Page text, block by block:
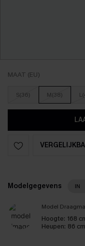
MAAT (EU)
S(36) M(38)
Modelgegevens IN
Model
Hoogte: 168
Heupen: 86 cm